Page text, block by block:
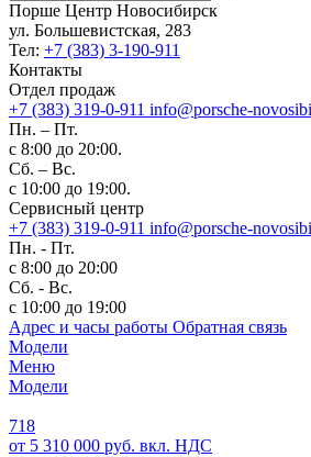
Порше Центр Новосибирск
ул. Большевистская, 283
Тел: +7 (383) 3-190-911
Контакты
Отдел продаж
+7 (383) 319-0-911 info@porsche-
Пн. – Пт.
с 8:00 до 20:00.
Сб. – Вс.
с 10:00 до 19:00.
Сервисный центр
+7 (383) 319-0-911 info@porsche-
Пн. - Пт.
с 8:00 до 20:00
Сб. - Вс.
с 10:00 до 19:00
Адрес и часы работы Обратная связь
Модели
Меню
Модели
718
от 5 310 000 руб. вкл. НДС